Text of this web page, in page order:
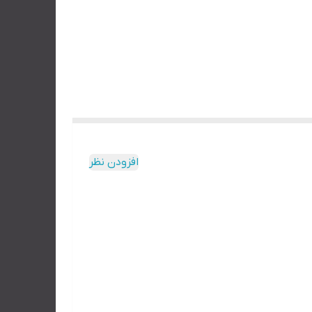
افزودن نظر